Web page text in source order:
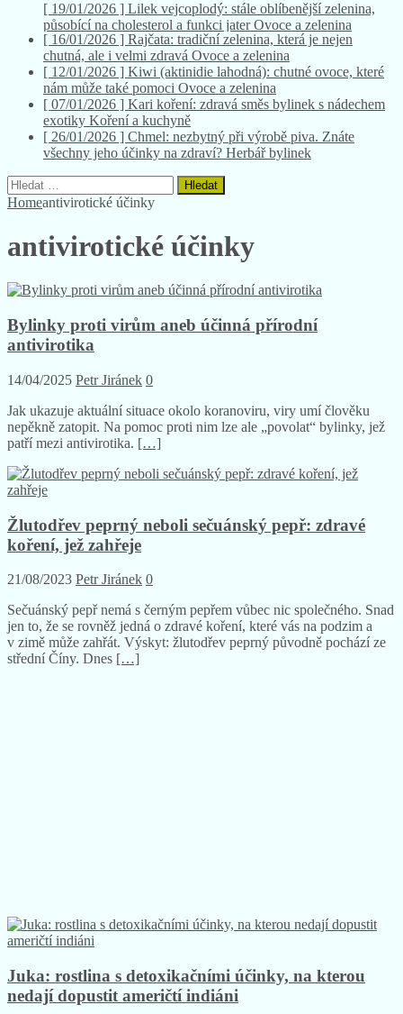
[ 16/01/2026 ] Rajčata: tradiční zelenina, která je nejen
chutná, ale i velmi zdraváOvoce a zelenina
[ 12/01/2026 ] Kiwi (aktinidie lahodná): chutné ovoce, které
nám může také pomociOvoce a zelenina
[ 07/01/2026 ] Kari koření: zdravá směs bylinek s nádechem
exotikyKoření a kuchyně
[ 26/01/2026 ] Chmel: nezbytný při výrobě piva. Znáte
všechny jeho účinky na zdraví?
[ 19/01/2026 ] Lilek vejcoplodý: stále oblíbenější zelenina,
působící na cholesterol a funkci jaterOvoce a zelenina
Vyhledávání
Homeantivirotické účinky
antivirotické účinky
Bylinky proti virům aneb účinná přírodní
antivirotika
14/04/2025 Petr Jiránek 0
Jak ukazuje aktuální situace okolo koranoviru, viry umí člověku
nepěkně zatopit. Na pomoc proti nim lze ale „povolat“ bylinky, jež
patří mezi antivirotika. […]
Žlutodřev peprný neboli sečuánský pepř: zdravé
koření, jež zahřeje
21/08/2023 Petr Jiránek 0
Sečuánský pepř nemá s černým pepřem vůbec nic společného. Snad
jen to, že se rovněž jedná o zdravé koření, které vás na podzim a
v zimě může zahřát. Výskyt: žlutodřev peprný původně pochází ze
střední Číny. Dnes […]
Juka: rostlina s detoxikačními účinky, na kterou
nedají dopustit američtí indiáni